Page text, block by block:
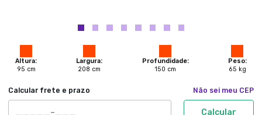
Altura:
95 cm
Largura:
208 cm
Profundidade:
150 cm
Peso:
65 kg
Calcular frete e prazo Não sei meu CEP
Calcular